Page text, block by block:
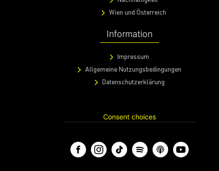
Wien und Österreich
Information
Impressum
Allgemeine Nutzungsbedingungen
Datenschutzerklärung
Consent choices